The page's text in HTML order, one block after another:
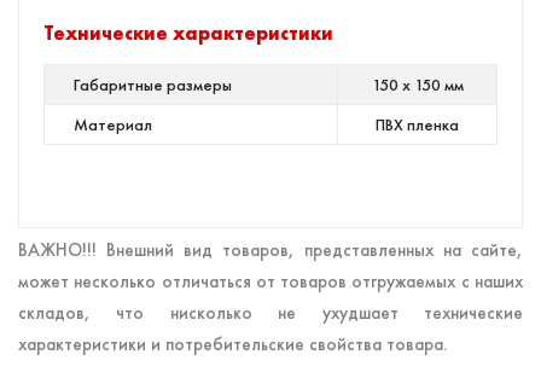
Технические характеристики
Габаритные размеры
150 х 150 мм
Материал
ПВХ пленка
ВАЖНО!!! Внешний вид товаров, представленных на сайте,
может несколько отличаться от товаров отгружаемых с наших
складов, что нисколько не ухудшает технические
характеристики и потребительские свойства товара.